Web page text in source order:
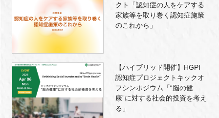
クト「認知症の人をケアする
家族等を取り巻く認知症施策
のこれから」
【ハイブリッド開催】HGPI
認知症プロジェクトキックオ
フシンポジウム「“脳の健
康”に対する社会的投資を考え
る」